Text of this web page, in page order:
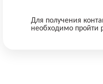
Для получения
необходимо пройти